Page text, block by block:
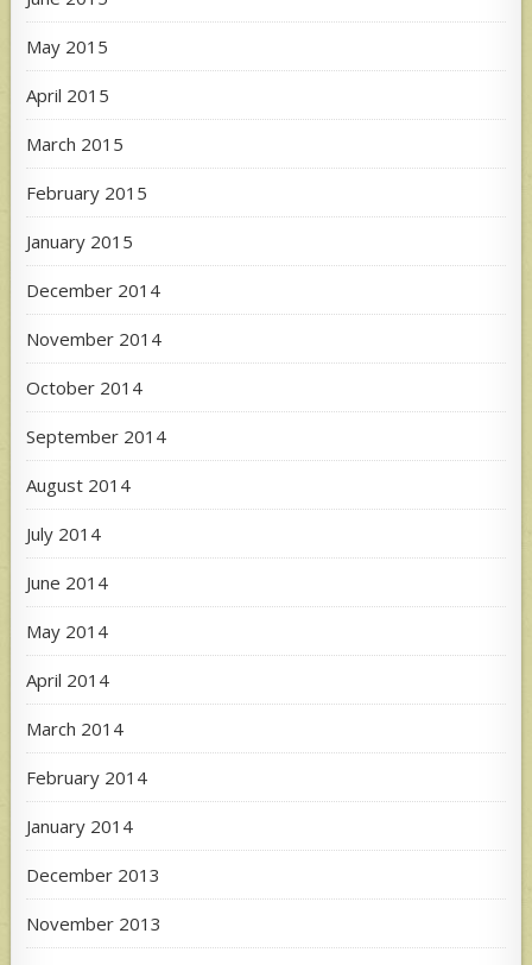
May 2015
April 2015
March 2015
February 2015
January 2015
December 2014
November 2014
October 2014
September 2014
August 2014
July 2014
June 2014
May 2014
April 2014
March 2014
February 2014
January 2014
December 2013
November 2013